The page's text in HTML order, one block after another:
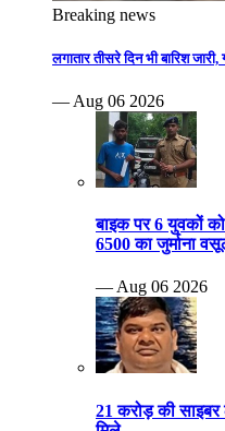
Breaking news
लगातार तीसरे दिन भी बारिश जारी,
— Aug 06 2026
बाइक पर 6 युवकों
6500 का जुर्माना
— Aug 06 2026
21 करोड़ की